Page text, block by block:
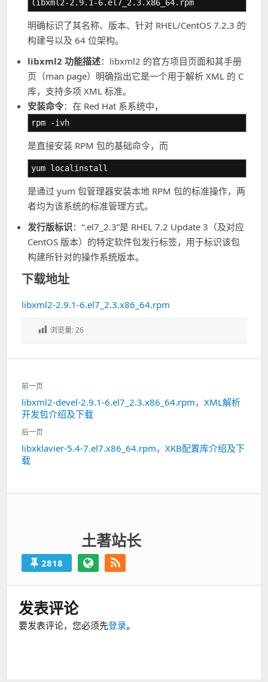
libxml2-2.9.1-6.el7_2.3.x86_64.rpm
明确标识了其名称、版本、针对 RHEL/CentOS 7.2.3 的
构建号以及 64 位架构。
libxml2 功能描述：libxml2 的官方项目页面和其手册
页（man page）明确指出它是一个用于解析 XML 的 C
库，支持多项 XML 标准。
安装命令：在 Red Hat 系系统中，
rpm -ivh
是直接安装 RPM 包的基础命令，而
yum localinstall
是通过 yum 包管理器安装本地 RPM 包的标准操作，两
者均为该系统的标准管理方式。
发行版标识：“.el7_2.3”是 RHEL 7.2 Update 3（及对应
CentOS 版本）的特定软件包发行标签，用于标识该包
构建所针对的操作系统版本。
下载地址
libxml2-2.9.1-6.el7_2.3.x86_64.rpm
浏览量:26
文
章
导
航
前一页
上
一
篇：
libxml2-devel-2.9.1-6.el7_2.3.x86_64.rpm，XML解析
开发包介绍及下载
后一页
下
一
libxklavier-5.4-7.el7.x86_64.rpm，XKB配置库介绍及下
载
土著站长
2818
发表评论
要发表评论，您必须先登录。